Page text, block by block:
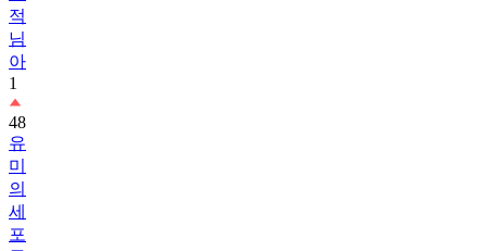
아
1
48
유
미
의
세
포
들
시